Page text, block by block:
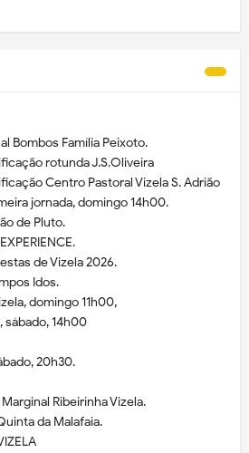
Bombos Família Peixoto.
rotunda J.S.Oliveira
Centro Pastoral Vizela S. Adrião
jornada, domingo 14h00.
de Pluto.
de Vizela 2026.
Idos.
domingo 11h00,
sábado, 14h00
20h30.
Ribeirinha Vizela.
da Malafaia.